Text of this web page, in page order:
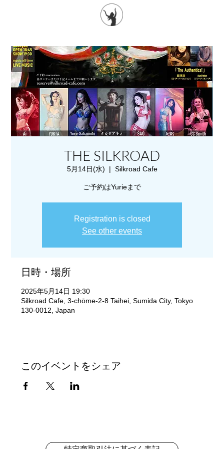
THE SILKROAD
5月14日(水)
  |
Silkroad Cafe
ご予約はYurieまで
Registration is closed
See other events
日時・場所
2025年5月14日 19:30
Silkroad Cafe, 3-chōme-2-8 Taihei, Sumida City, Tokyo
130-0012, Japan
このイベントをシェア